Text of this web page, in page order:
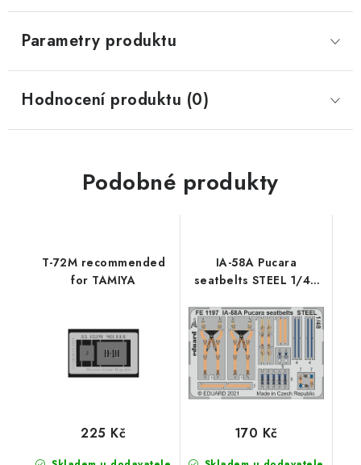
Parametry produktu
Hodnocení produktu (0)
Podobné produkty
T-72M recommended
for TAMIYA
225 Kč
IA-58A Pucara
seatbelts STEEL 1/48
KINETIC
170 Kč